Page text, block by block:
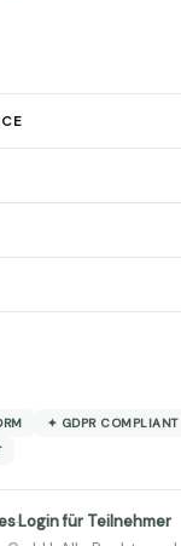
✦ GDPR COMPLIANT
·Login für Teilnehmer